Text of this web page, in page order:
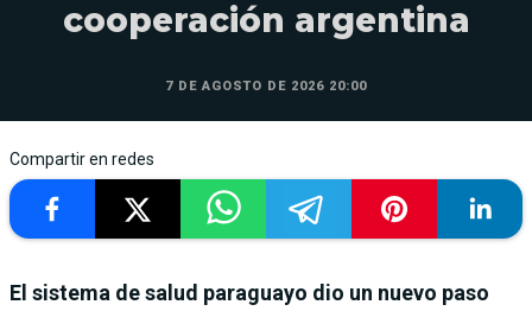
cooperación argentina
7 DE AGOSTO DE 2026 20:00
Compartir en redes
El sistema de salud paraguayo dio un nuevo paso